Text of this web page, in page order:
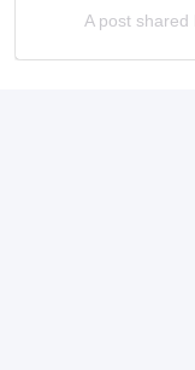
A post